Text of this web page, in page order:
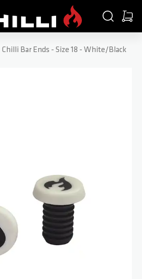
CHERCHER
Chilli Bar Ends - Size 18 - White/Black